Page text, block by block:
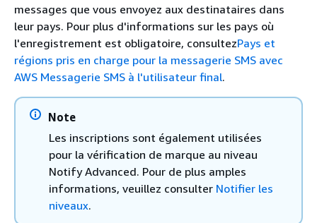
messages que vous envoyez aux destinataires dans
leur pays. Pour plus d'informations sur les pays où
l'enregistrement est obligatoire, consultezPays et
régions pris en charge pour la messagerie SMS avec
AWS Messagerie SMS à l'utilisateur final.
Note
Les inscriptions sont également utilisées
pour la vérification de marque au niveau
Notify Advanced. Pour de plus amples
informations, veuillez consulter Notifier les
niveaux.